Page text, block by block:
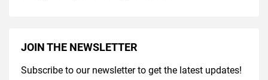
JOIN THE NEWSLETTER
Subscribe to our newsletter to get the latest updates!